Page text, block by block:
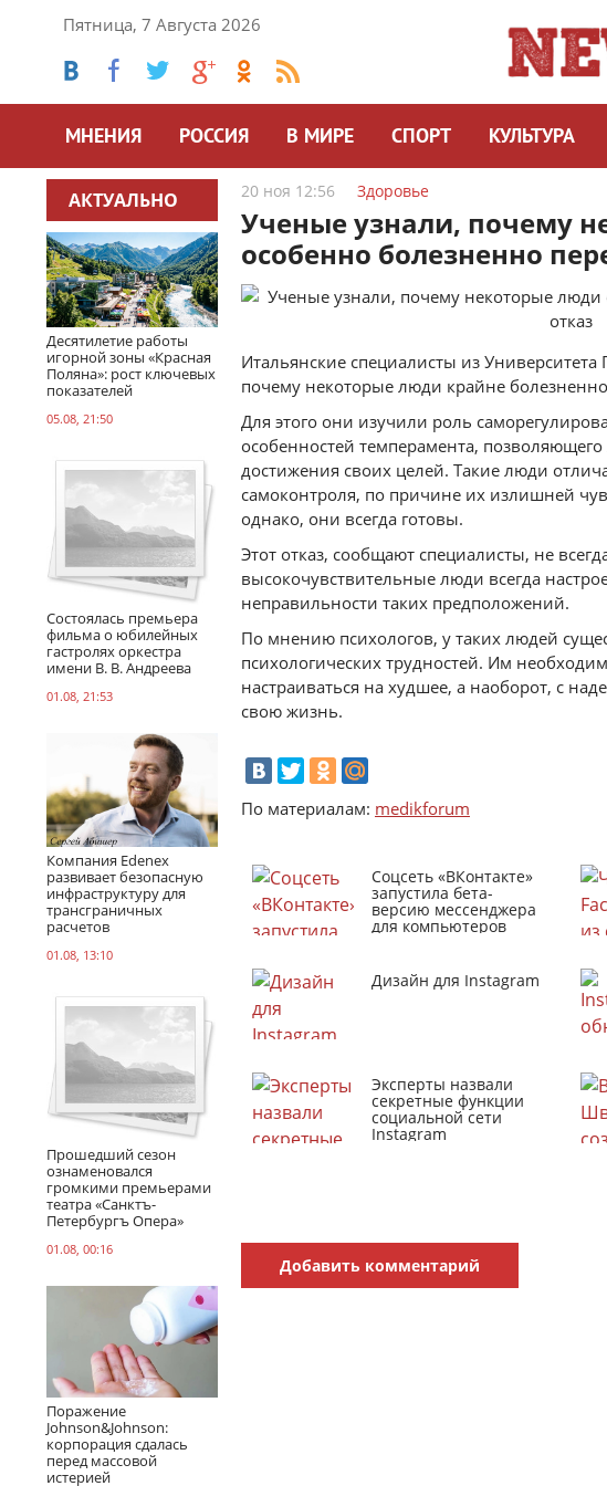
Пятница, 7 Августа 2026
МНЕНИЯ РОССИЯ В МИРЕ СПОРТ КУЛЬТУРА
АКТУАЛЬНО
Десятилетие работы
игорной зоны «Красная
Поляна»: рост ключевых
показателей
05.08, 21:50
Состоялась премьера
фильма о юбилейных
гастролях оркестра
имени В. В. Андреева
01.08, 21:53
Компания Edenex
развивает безопасную
инфраструктуру для
трансграничных
расчетов
01.08, 13:10
Прошедший сезон
ознаменовался
громкими премьерами
театра «Санктъ-
Петербургъ Опера»
01.08, 00:16
Поражение
Johnson&Johnson:
корпорация сдалась
перед массовой
истерией
20 ноя 12:56 Здоровье
Ученые узнали, почему
особенно болезненно
Итальянские специалисты из
почему некоторые люди крайне
Для этого они изучили роль
особенностей темперамента,
достижения своих целей. Такие люди
самоконтроля, по причине их излишней
однако, они всегда готовы.
Этот отказ, сообщают специалисты, не
высокочувствительные люди всегда
неправильности таких предположений.
По мнению психологов, у таких людей
психологических трудностей. Им
настраиваться на худшее, а наоборот, с
свою жизнь.
По материалам: medikforum
Соцсеть «ВКонтакте»
запустила бета-
версию мессенджера
для компьютеров
Дизайн для Instagram
Эксперты назвали
секретные функции
социальной сети
Instagram
Добавить комментарий